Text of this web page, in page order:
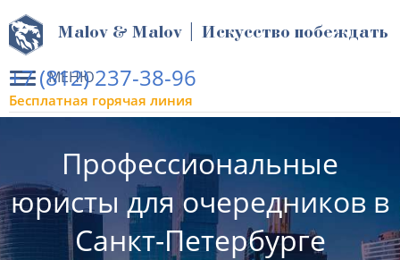
МЕНЮ
Malov & Malov | Искусство побеждать
+7 (812) 237-38-96
Бесплатная горячая линия
Профессиональные
юристы для очередников в
Санкт-Петербурге